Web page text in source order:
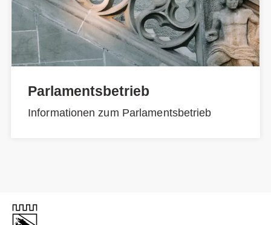
Parlamentsbetrieb
Informationen zum Parlamentsbetrieb